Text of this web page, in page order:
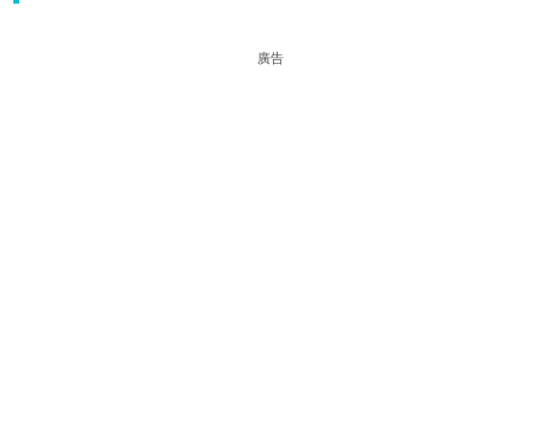
廣告